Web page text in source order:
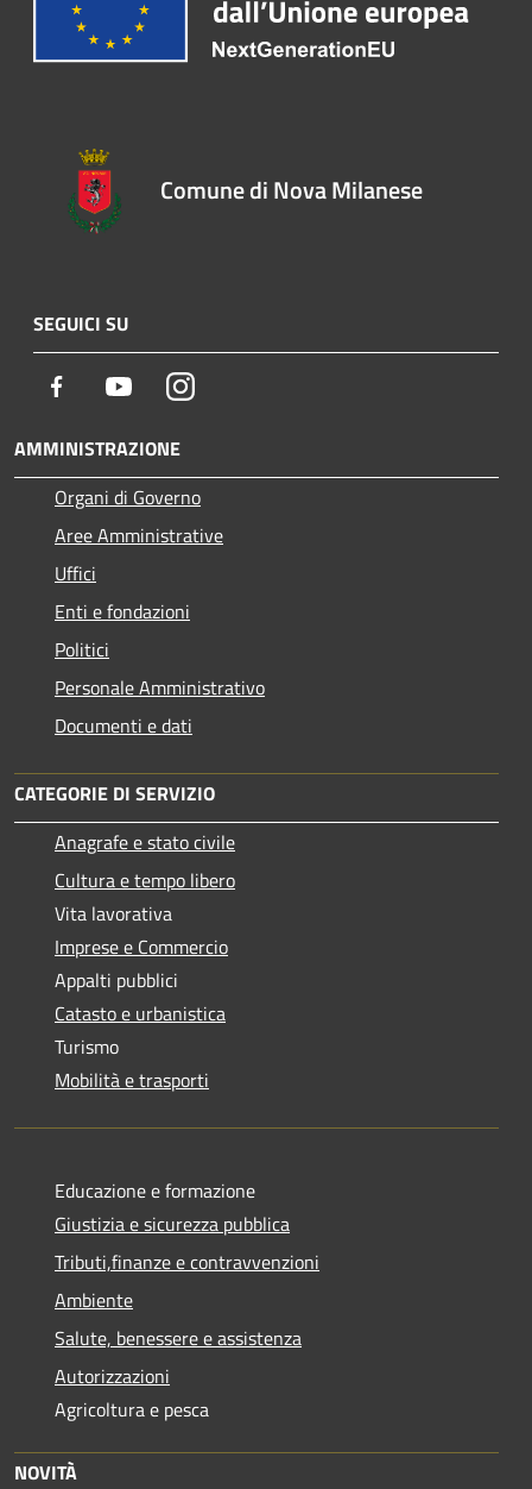
Comune di Nova Milanese
SEGUICI SU
Facebook YoutubeInstagram
AMMINISTRAZIONE
Organi di Governo
Aree Amministrative
Uffici
Enti e fondazioni
Politici
Personale Amministrativo
Documenti e dati
CATEGORIE DI SERVIZIO
Anagrafe e stato civile
Cultura e tempo libero
Vita lavorativa
Imprese e Commercio
Appalti pubblici
Catasto e urbanistica
Turismo
Mobilità e trasporti
Educazione e formazione
Giustizia e sicurezza pubblica
Tributi,finanze e contravvenzioni
Ambiente
Salute, benessere e assistenza
Autorizzazioni
Agricoltura e pesca
NOVITÀ